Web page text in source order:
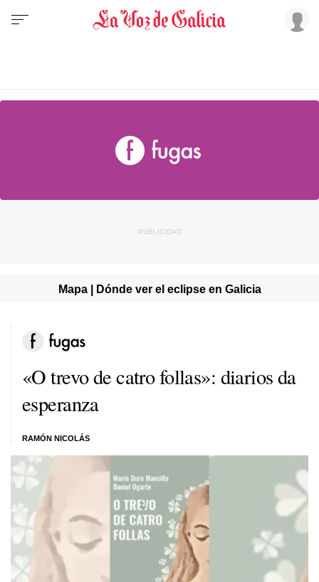
Mapa | Dónde ver el eclipse en Galicia
«O trevo de catro follas»: diarios da
esperanza
RAMÓN NICOLÁS